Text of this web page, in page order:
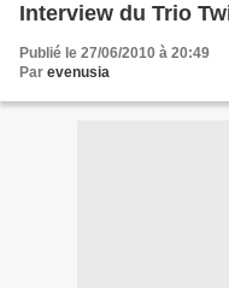
Interview du Trio
Publié le 27/06/2010 à 20:49
Par evenusia